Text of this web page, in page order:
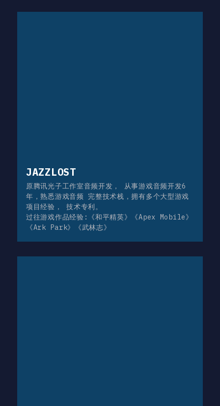
JAZZLOST
原腾讯光子工作室音频开发， 从事游戏音频开发6
年，熟悉游戏音频 完整技术栈，拥有多个大型游戏
项目经验， 技术专利。
过往游戏作品经验:《和平精英》《Apex Mobile》
《Ark Park》《武林志》